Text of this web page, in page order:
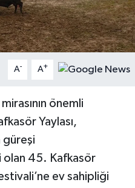
A- A+
önemli
Yaylası,
güreşi
olan 45. Kafkasör
ev sahipliği